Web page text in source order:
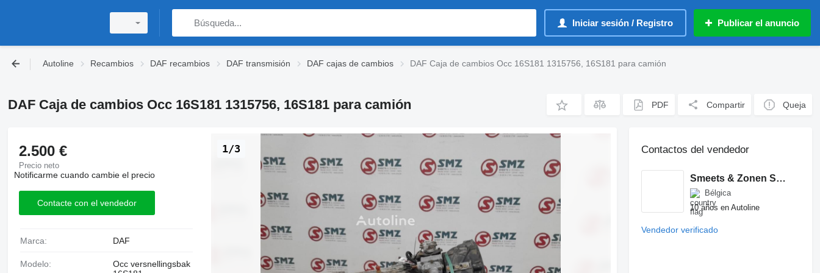
Iniciar sesión / Registro Publicar el anuncio
Autoline Recambios DAF recambios DAF transmisión DAF cajas de cambios DAF Caja de cambios Occ 16S181 1315756, 16S181 para camión
DAF Caja de cambios Occ 16S181 1315756, 16S181 para camión PDF Compartir Queja
1/3
2.500 €
Precio neto
Notificarme cuando cambie el precio
Contacte con el vendedor
Marca: DAF
Modelo:
Occ versnellingsbak
Contactos del vendedor
Smeets & Zonen Spare Parts
Bélgica
10 años en Autoline
Vendedor verificado